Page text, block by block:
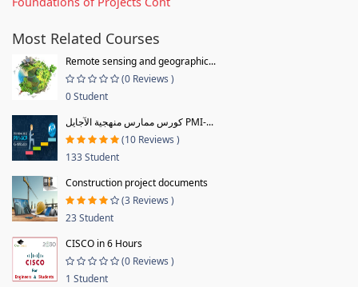
Most Related Courses
Remote sensing and geographic...
(0 Reviews )
0 Student
كورس ممارس منهجية الآجايل PMI-...
(10 Reviews )
133 Student
Construction project documents
(3 Reviews )
23 Student
CISCO in 6 Hours
(0 Reviews )
1 Student